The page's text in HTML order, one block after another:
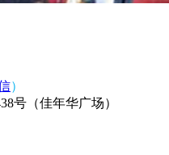
）
号（佳年华广场）